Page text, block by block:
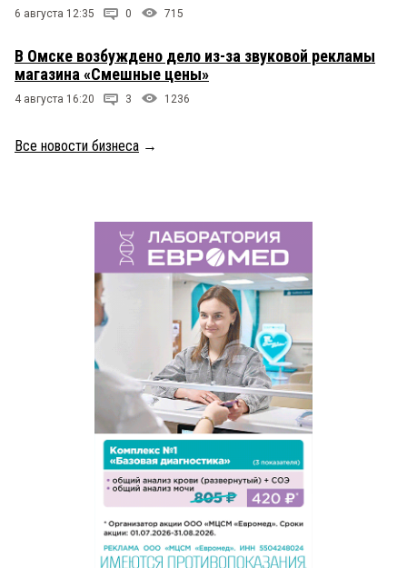
6 августа 12:35 0 715
В Омске возбуждено дело из-за звуковой рекламы
магазина «Смешные цены»
4 августа 16:20 3 1236
Все новости бизнеса →